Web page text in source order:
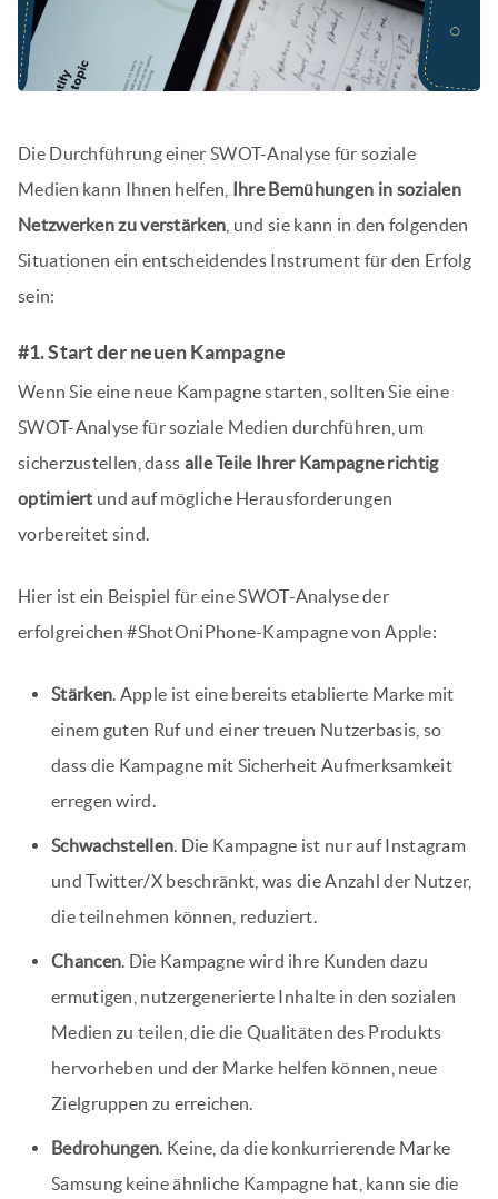
Die Durchführung einer SWOT-Analyse für soziale
Medien kann Ihnen helfen,
Ihre Bemühungen in sozialen
Netzwerken zu verstärken , und sie kann in den folgenden
Situationen ein entscheidendes Instrument für den Erfolg
sein:
#1. Start der neuen Kampagne
Wenn Sie eine neue Kampagne starten, sollten Sie eine
SWOT-Analyse für soziale Medien durchführen, um
sicherzustellen, dass alle Teile Ihrer Kampagne richtig
optimiert und auf mögliche Herausforderungen
vorbereitet sind.
Hier ist ein Beispiel für eine SWOT-Analyse der
erfolgreichen #ShotOniPhone-Kampagne von Apple:
Stärken. Apple ist eine bereits etablierte Marke mit
einem guten Ruf und einer treuen Nutzerbasis, so
dass die Kampagne mit Sicherheit Aufmerksamkeit
erregen wird.
Schwachstellen. Die Kampagne ist nur auf Instagram
und Twitter/X beschränkt, was die Anzahl der Nutzer,
die teilnehmen können, reduziert.
Chancen. Die Kampagne wird ihre Kunden dazu
ermutigen, nutzergenerierte Inhalte in den sozialen
Medien zu teilen, die die Qualitäten des Produkts
hervorheben und der Marke helfen können, neue
Zielgruppen zu erreichen.
Bedrohungen. Keine, da die konkurrierende Marke
Samsung keine ähnliche Kampagne hat, kann sie die